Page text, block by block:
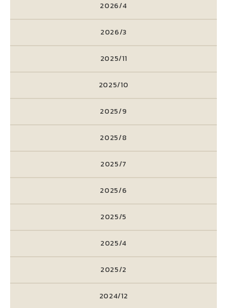
2026/4
2026/3
2025/11
2025/10
2025/9
2025/8
2025/7
2025/6
2025/5
2025/4
2025/2
2024/12